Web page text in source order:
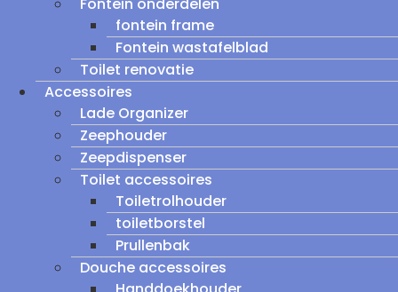
fontein frame
Fontein wastafelblad
Toilet renovatie
Accessoires
Lade Organizer
Zeephouder
Zeepdispenser
Toilet accessoires
Toiletrolhouder
toiletborstel
Prullenbak
Douche accessoires